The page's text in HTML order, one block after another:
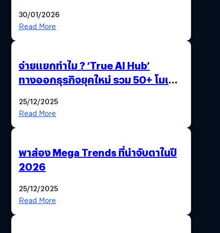
30/01/2026
Read More
จ่ายแยกทำไม ? ‘True AI Hub’
ทางออกธุรกิจยุคใหม่ รวม 50+ โมเดล
25/12/2025
Read More
พาส่อง Mega Trends ที่น่าจับตาในปี
2026
25/12/2025
Read More